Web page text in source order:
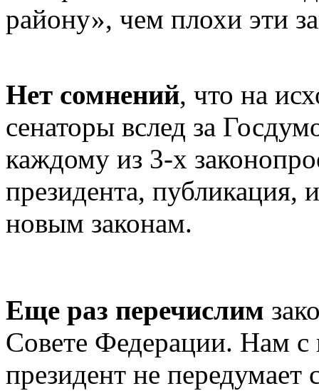
району», чем плохи эти
Нет сомнений, что на
сенаторы вслед за
каждому из 3-х
президента, публикация,
новым законам.
Еще раз перечислим
Совете Федерации. Нам
президент не